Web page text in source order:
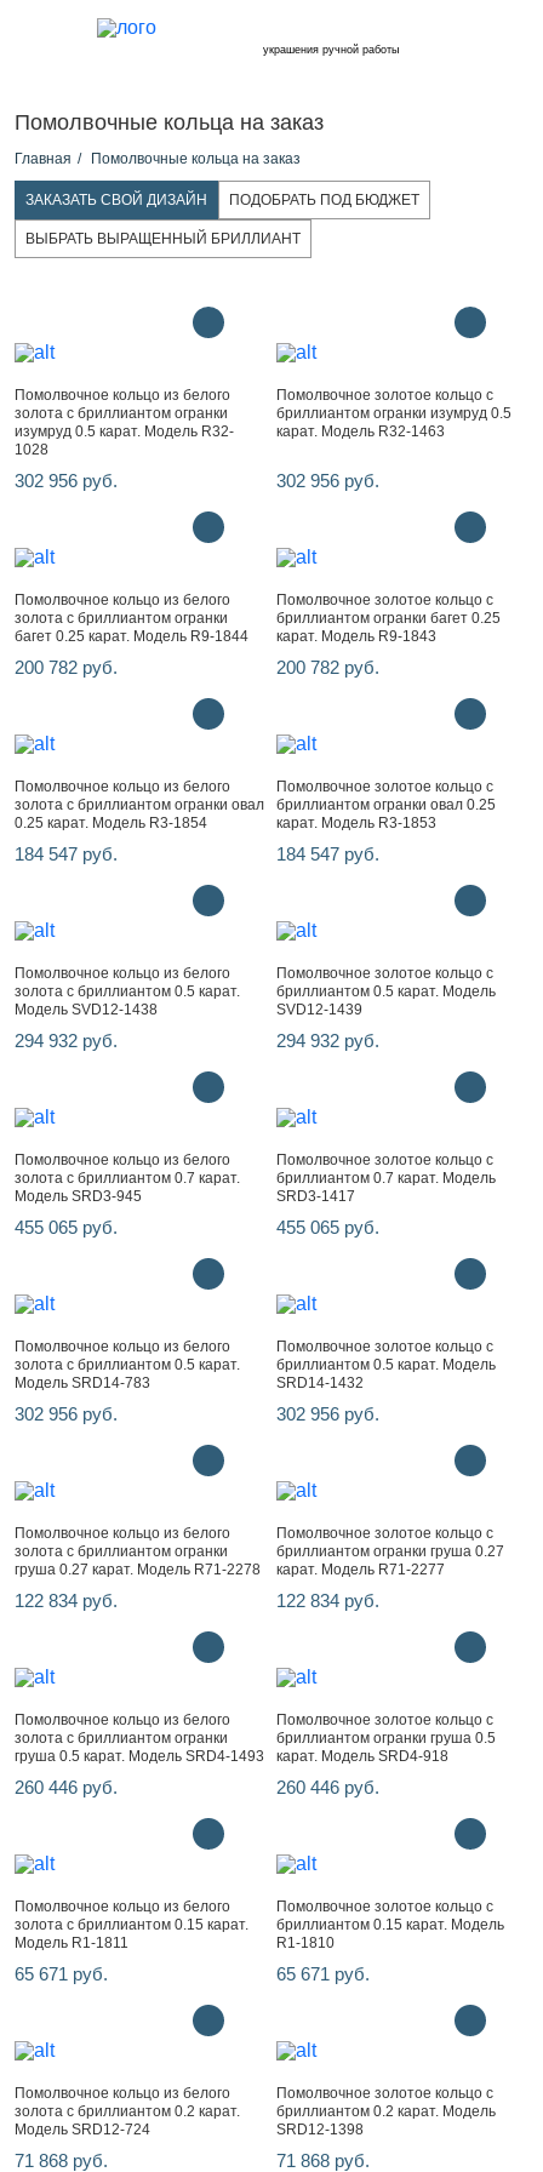
украшения ручной работы
Помолвочные кольца на заказ
Главная Помолвочные кольца на заказ
ЗАКАЗАТЬ СВОЙ ДИЗАЙН ПОДОБРАТЬ ПОД БЮДЖЕТ
ВЫБРАТЬ ВЫРАЩЕННЫЙ БРИЛЛИАНТ
Помолвочное кольцо из белого
золота с бриллиантом огранки
изумруд 0.5 карат. Модель R32-
1028
302 956 руб.
Помолвочное золотое кольцо с
бриллиантом огранки изумруд 0.5
карат. Модель R32-1463
302 956 руб.
Помолвочное кольцо из белого
золота с бриллиантом огранки
багет 0.25 карат. Модель R9-1844
200 782 руб.
Помолвочное золотое кольцо с
бриллиантом огранки багет 0.25
карат. Модель R9-1843
200 782 руб.
Помолвочное кольцо из белого
золота с бриллиантом огранки овал
0.25 карат. Модель R3-1854
184 547 руб.
Помолвочное золотое кольцо с
бриллиантом огранки овал 0.25
карат. Модель R3-1853
184 547 руб.
Помолвочное кольцо из белого
золота с бриллиантом 0.5 карат.
Модель SVD12-1438
294 932 руб.
Помолвочное золотое кольцо с
бриллиантом 0.5 карат. Модель
SVD12-1439
294 932 руб.
Помолвочное кольцо из белого
золота с бриллиантом 0.7 карат.
Модель SRD3-945
455 065 руб.
Помолвочное золотое кольцо с
бриллиантом 0.7 карат. Модель
SRD3-1417
455 065 руб.
Помолвочное кольцо из белого
золота с бриллиантом 0.5 карат.
Модель SRD14-783
302 956 руб.
Помолвочное золотое кольцо с
бриллиантом 0.5 карат. Модель
SRD14-1432
302 956 руб.
Помолвочное кольцо из белого
золота с бриллиантом огранки
груша 0.27 карат. Модель R71-2278
122 834 руб.
Помолвочное золотое кольцо с
бриллиантом огранки груша 0.27
карат. Модель R71-2277
122 834 руб.
Помолвочное кольцо из белого
золота с бриллиантом огранки
груша 0.5 карат. Модель SRD4-1493
260 446 руб.
Помолвочное золотое кольцо с
бриллиантом огранки груша 0.5
карат. Модель SRD4-918
260 446 руб.
Помолвочное кольцо из белого
золота с бриллиантом 0.15 карат.
Модель R1-1811
65 671 руб.
Помолвочное золотое кольцо с
бриллиантом 0.15 карат. Модель
R1-1810
65 671 руб.
Помолвочное кольцо из белого
золота с бриллиантом 0.2 карат.
Модель SRD12-724
71 868 руб.
Помолвочное золотое кольцо с
бриллиантом 0.2 карат. Модель
SRD12-1398
71 868 руб.